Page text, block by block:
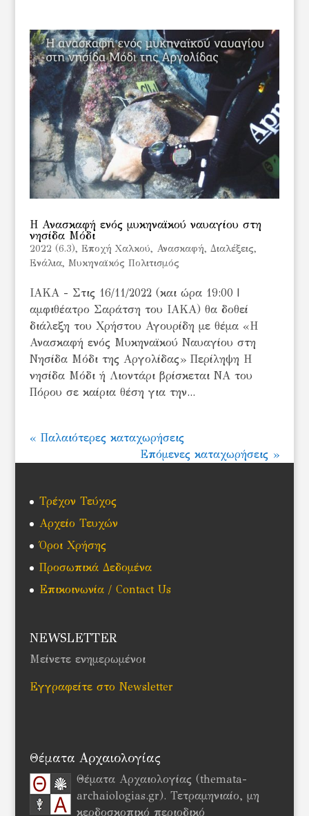
Η Ανασκαφή ενός μυκηναϊκού ναυαγίου στη
νησίδα Μόδι
2022 (6.3), Eποχή Χαλκού, Ανασκαφή, Διαλέξεις,
Ενάλια, Μυκηναϊκός Πολιτισμός
ΙΑΚΑ - Στις 16/11/2022 (και ώρα 19:00 |
αμφιθέατρο Σαράτση του ΙΑΚΑ) θα δοθεί
διάλεξη του Χρήστου Αγουρίδη με θέμα «Η
Ανασκαφή ενός Μυκηναϊκού Ναυαγίου στη
Νησίδα Μόδι της Αργολίδας» Περίληψη Η
νησίδα Μόδι ή Λιοντάρι βρίσκεται ΝΑ του
Πόρου σε καίρια θέση για την...
« Παλαιότερες καταχωρήσεις
Επόμενες καταχωρήσεις »
Τρέχον Τεύχος
Αρχείο Τευχών
Όροι Χρήσης
Προσωπικά Δεδομένα
Επικοινωνία / Contact Us
NEWSLETTER
Μείνετε ενημερωμένοι
Εγγραφείτε στο Newsletter
Θέματα Αρχαιολογίας
Θέματα Αρχαιολογίας (themata-
archaiologias.gr). Τετραμηνιαίο, μη
κερδοσκοπικό περιοδικό